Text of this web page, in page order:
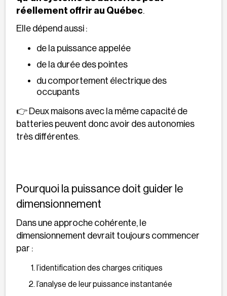
réellement offrir au Québec.
Elle dépend aussi :
de la puissance appelée
de la durée des pointes
du comportement électrique des
occupants
👉 Deux maisons avec la même capacité de
batteries peuvent donc avoir des autonomies
très différentes.
Pourquoi la puissance doit guider le
dimensionnement
Dans une approche cohérente, le
dimensionnement devrait toujours commencer
par :
l’identification des charges critiques
l’analyse de leur puissance instantanée